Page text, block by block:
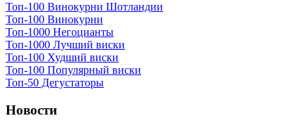
Топ-100 Винокурни Шотландии
Топ-100 Винокурни
Топ-1000 Негоцианты
Топ-1000 Лучший виски
Топ-100 Худший виски
Топ-100 Популярный виски
Топ-50 Дегустаторы
Новости